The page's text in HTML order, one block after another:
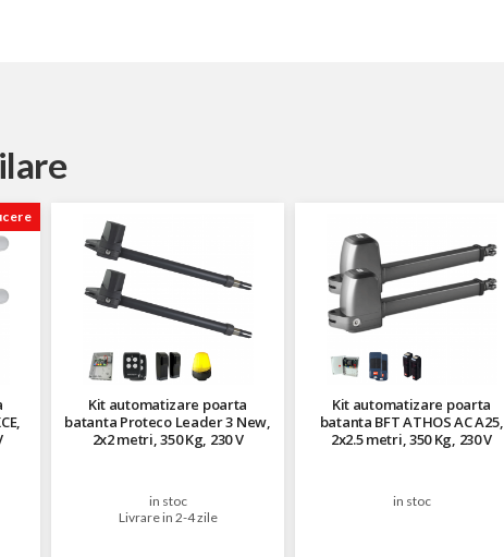
Kit automatizare poarta
batanta Proteco Leader 3 New,
2x2 metri, 350 Kg, 230 V
in stoc
Livrare in 2-4 zile
Kit automatizare poarta
batanta BFT ATHOS AC A25,
2x2.5 metri, 350 Kg, 230 V
in stoc